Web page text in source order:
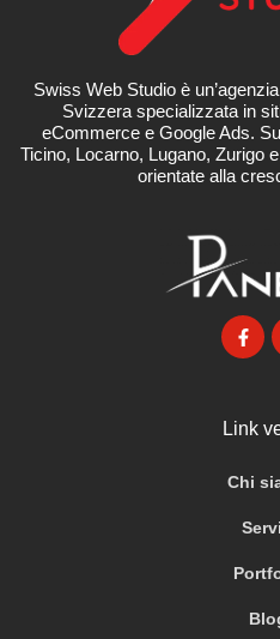
Swiss Web Studio è
Svizzera specializzata in
eCommerce e Google Ads.
Ticino, Locarno, Lugano, Zurigo
orientate alla
Link
Chi